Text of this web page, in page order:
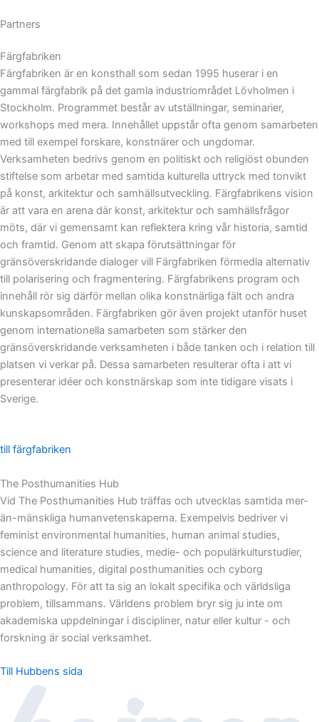
Partners
Färgfabriken
Färgfabriken är en konsthall som sedan 1995 huserar i en
gammal färgfabrik på det gamla industriområdet Lövholmen i
Stockholm. Programmet består av utställningar, seminarier,
workshops med mera. Innehållet uppstår ofta genom samarbeten
med till exempel forskare, konstnärer och ungdomar.
Verksamheten bedrivs genom en politiskt och religiöst obunden
stiftelse som arbetar med samtida kulturella uttryck med tonvikt
på konst, arkitektur och samhällsutveckling. Färgfabrikens vision
är att vara en arena där konst, arkitektur och samhällsfrågor
möts, där vi gemensamt kan reflektera kring vår historia, samtid
och framtid. Genom att skapa förutsättningar för
gränsöverskridande dialoger vill Färgfabriken förmedla alternativ
till polarisering och fragmentering. Färgfabrikens program och
innehåll rör sig därför mellan olika konstnärliga fält och andra
kunskapsområden. Färgfabriken gör även projekt utanför huset
genom internationella samarbeten som stärker den
gränsöverskridande verksamheten i både tanken och i relation till
platsen vi verkar på. Dessa samarbeten resulterar ofta i att vi
presenterar idéer och konstnärskap som inte tidigare visats i
Sverige.
till färgfabriken
The Posthumanities Hub
Vid The Posthumanities Hub träffas och utvecklas samtida mer-
än-mänskliga humanvetenskaperna. Exempelvis bedriver vi
feminist environmental humanities, human animal studies,
science and literature studies, medie- och populärkulturstudier,
medical humanities, digital posthumanities och cyborg
anthropology. För att ta sig an lokalt specifika och världsliga
problem, tillsammans. Världens problem bryr sig ju inte om
akademiska uppdelningar i discipliner, natur eller kultur - och
forskning är social verksamhet.
Till Hubbens sida